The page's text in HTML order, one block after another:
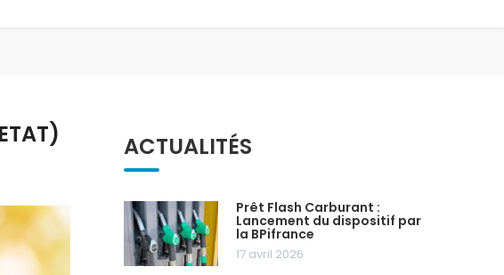
ACTUALITÉS
Prêt Flash Carburant :
Lancement du dispositif par
la BPifrance
17 avril 2026